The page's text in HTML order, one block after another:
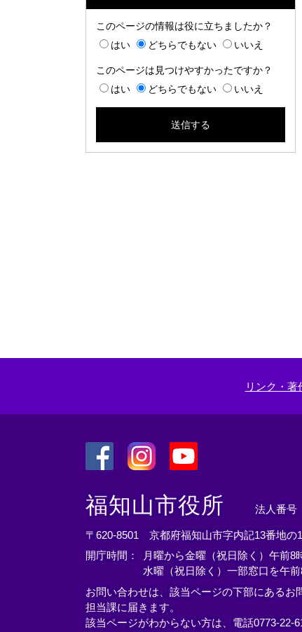
このページの情報は役に立ちましたか？
はい
どちらでもない いいえ
このページは見つけやすかったですか？
はい
どちらでもない いいえ
リンク・著
外
部
リ
ン
ク
外
部
リ
ン
ク
外
部
リ
ン
ク
＞
福知山市役所 法人番号
〒620-8501 京都府福知山市字内記13番地の1
開庁時間： 月曜から金曜（祝日除く）午前8
水曜（祝日除く）一部窓口を午
お問い合わせは、該当ページの下部にあるお
担当課に届きます。
該当ページがわからない方は、電話0773-22-